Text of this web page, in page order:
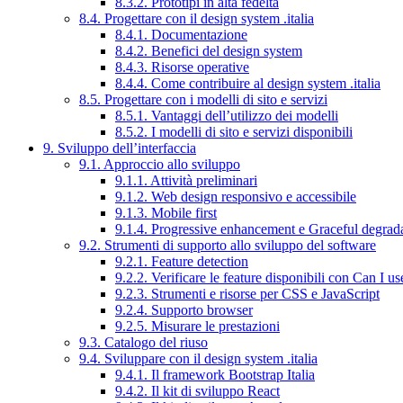
8.4. Progettare con il design system .italia
8.4.1. Documentazione
8.4.2. Benefici del design system
8.4.3. Risorse operative
8.4.4. Come contribuire al design system .italia
8.5. Progettare con i modelli di sito e servizi
8.5.1. Vantaggi dell’utilizzo dei modelli
8.5.2. I modelli di sito e servizi disponibili
9. Sviluppo dell’interfaccia
9.1. Approccio allo sviluppo
9.1.1. Attività preliminari
9.1.2. Web design responsivo e accessibile
9.1.3. Mobile first
9.1.4. Progressive enhancement e Graceful
9.2. Strumenti di supporto allo sviluppo del software
9.2.1. Feature detection
9.2.2. Verificare le feature disponibili con Can I
9.2.3. Strumenti e risorse per CSS e JavaScript
9.2.4. Supporto browser
9.2.5. Misurare le prestazioni
9.3. Catalogo del riuso
9.4. Sviluppare con il design system .italia
9.4.1. Il framework Bootstrap Italia
9.4.2. Il kit di sviluppo React